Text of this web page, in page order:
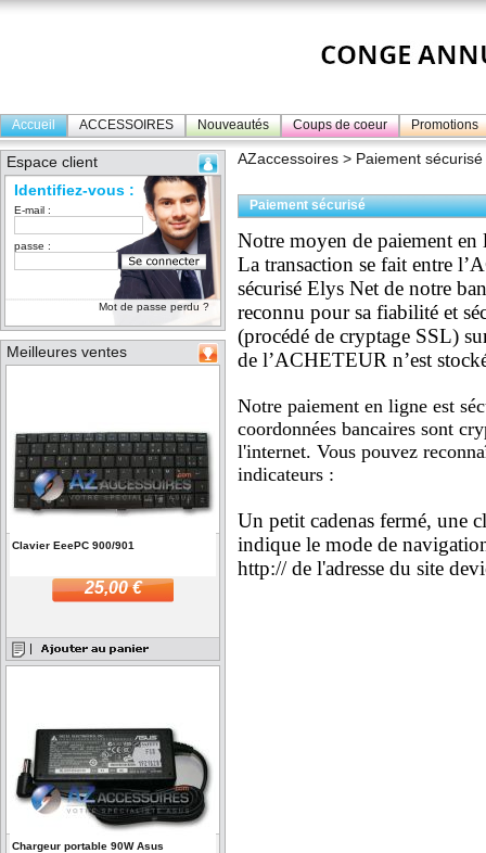
Accueil ACCESSOIRES Nouveautés Coups de coeur Promotions
Espace client
Identifiez-vous :
E-mail :
passe :
Mot de passe perdu ?
Meilleures ventes
Clavier EeePC 900/901
25,00 €
Chargeur portable 90W Asus
AZaccessoires > Paiement sécurisé
Paiement sécurisé
Notre moyen de paiement en
La transaction se fait entre
sécurisé Elys Net de notre
reconnu pour sa fiabilité et
(procédé de cryptage SSL)
de l’ACHETEUR n’est
Notre paiement en ligne est
coordonnées bancaires sont
l'internet. Vous pouvez
indicateurs :
Un petit cadenas fermé, une
indique le mode de
http:// de l'adresse du site